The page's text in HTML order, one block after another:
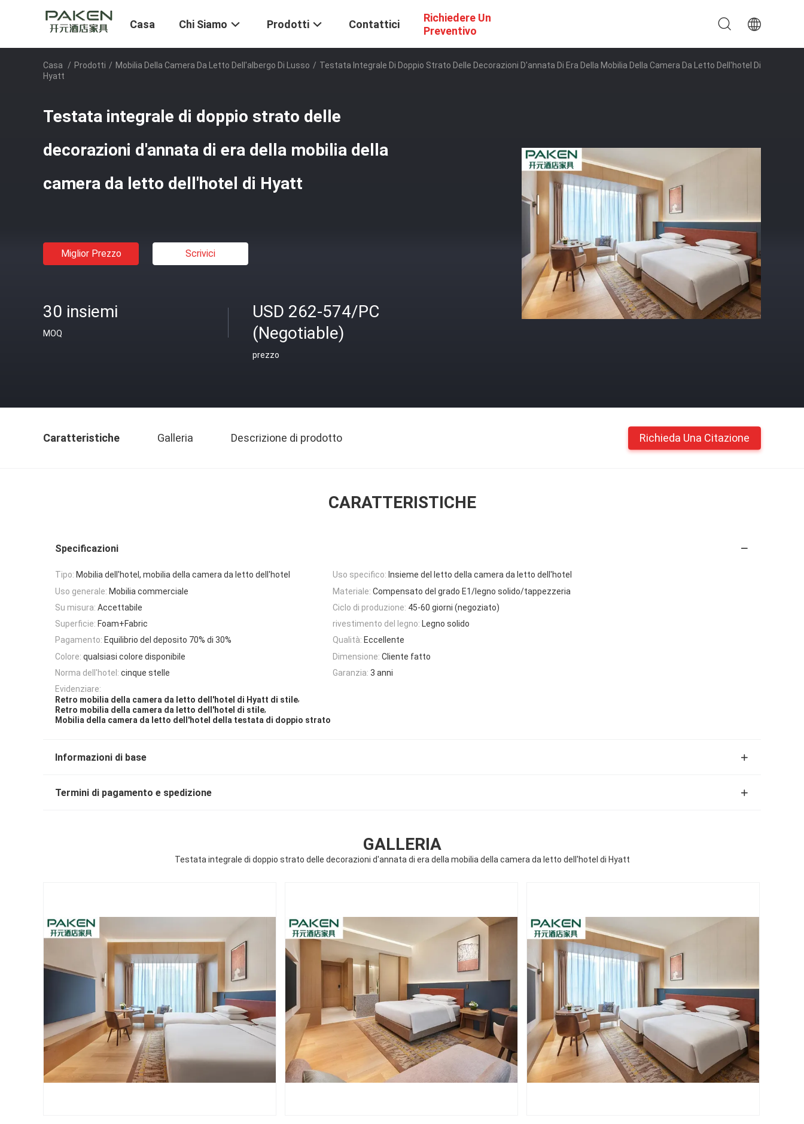
Casa Chi Siamo Prodotti Contattici
Richiedere Un
Preventivo
Casa / Prodotti / Mobilia Della Camera Da Letto Dell'albergo Di Lusso / Testata Integrale Di Doppio Strato Delle Decorazioni D'annata Di Era Della Mobilia Della Camera Da Letto Dell'hotel Di
Hyatt
Testata integrale di doppio strato delle
decorazioni d'annata di era della mobilia della
camera da letto dell'hotel di Hyatt
Miglior Prezzo Scrivici
30 insiemi
MOQ
USD 262-574/PC
(Negotiable)
prezzo
Caratteristiche Galleria Descrizione di prodotto Richieda Una Citazione
CARATTERISTICHE
Specificazioni
Tipo: Mobilia dell'hotel, mobilia della camera da letto dell'hotel Uso specifico: Insieme del letto della camera da letto dell'hotel
Uso generale: Mobilia commerciale Materiale: Compensato del grado E1/legno solido/tappezzeria
Su misura: Accettabile Ciclo di produzione: 45-60 giorni (negoziato)
Superficie: Foam+Fabric rivestimento del legno: Legno solido
Pagamento: Equilibrio del deposito 70% di 30% Qualità: Eccellente
Colore: qualsiasi colore disponibile Dimensione: Cliente fatto
Norma dell'hotel: cinque stelle Garanzia: 3 anni
Evidenziare:
Retro mobilia della camera da letto dell'hotel di Hyatt di stile,
Retro mobilia della camera da letto dell'hotel di stile,
Mobilia della camera da letto dell'hotel della testata di doppio strato
Informazioni di base
Termini di pagamento e spedizione
GALLERIA
Testata integrale di doppio strato delle decorazioni d'annata di era della mobilia della camera da letto dell'hotel di Hyatt